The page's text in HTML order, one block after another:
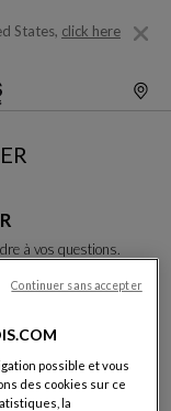
States, click here
à vos questions.
possible et vous
des cookies sur ce
la
Continuer sans accepter